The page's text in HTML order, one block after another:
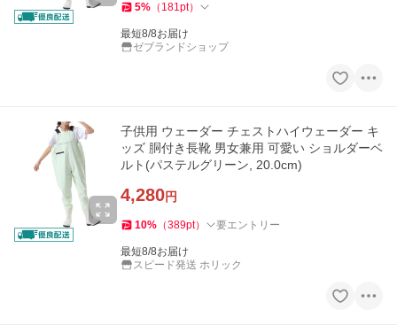
5% （ 181pt）
最短8/8お届け
ゼブランドショップ
子供用 ウェーダー チェストハイウェーダー キ
ッズ 胴付き長靴 男女兼用 可愛い ショルダーベ
ルト(パステルグリーン, 20.0cm)
4,280円
10% （389pt） 要エントリー
最短8/8お届け
スピード発送 ホリック